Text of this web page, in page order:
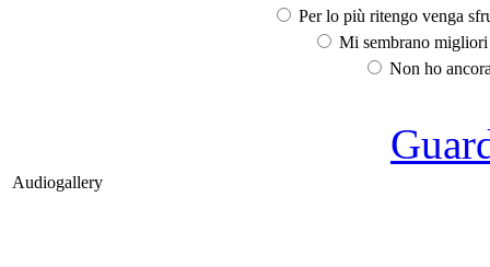
Per lo più ritengo venga
Mi sembrano
Non ho
Audiogallery